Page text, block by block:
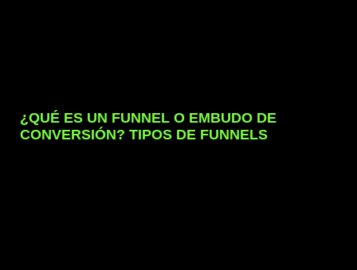
¿QUÉ ES UN FUNNEL O EMBUDO DE
CONVERSIÓN? TIPOS DE FUNNELS